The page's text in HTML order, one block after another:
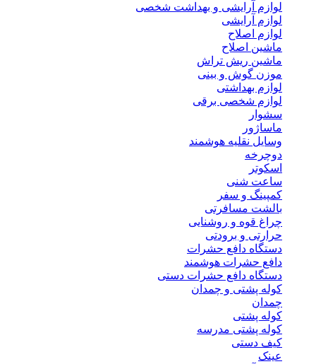
لوازم آرایشی و بهداشت شخصی
لوازم آرایشی
لوازم اصلاح
ماشین اصلاح
ماشین ریش تراش
موزن گوش و بینی
لوازم بهداشتی
لوازم شخصی برقی
سشوار
ماساژور
وسایل نقلیه هوشمند
دوچرخه
اسکوتر
ساعت شنی
کمپینگ و سفر
بالشت مسافرتی
چراغ قوه و روشنایی
حرارتی و برودتی
دستگاه دافع حشرات
دافع حشرات هوشمند
دستگاه دافع حشرات دستی
کوله پشتی و چمدان
چمدان
کوله پشتی
کوله پشتی مدرسه
کیف دستی
عینک